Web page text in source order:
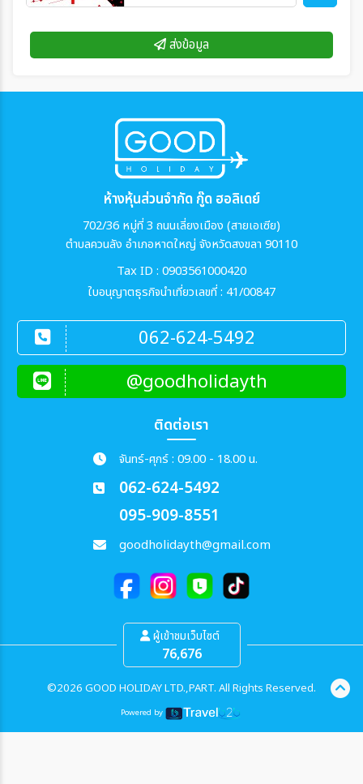
ส่งข้อมูล
ห้างหุ้นส่วนจำกัด กู๊ด ฮอลิเดย์
702/36 หมู่ที่ 3 ถนนเลี่ยงเมือง (สายเอเซีย)
ตำบลควนลัง อำเภอหาดใหญ่ จังหวัดสงขลา 90110
Tax ID : 0903561000420
ใบอนุญาตธุรกิจนำเที่ยวเลขที่ : 41/00847
062-624-5492
@goodholidayth
ติดต่อเรา
จันทร์-ศุกร์ : 09.00 - 18.00 น.
062-624-5492
095-909-8551
goodholidayth@gmail.com
ผู้เข้าชมเว็บไซต์
76,676
©2026 GOOD HOLIDAY LTD.,PART. All Rights Reserved.
Powered by